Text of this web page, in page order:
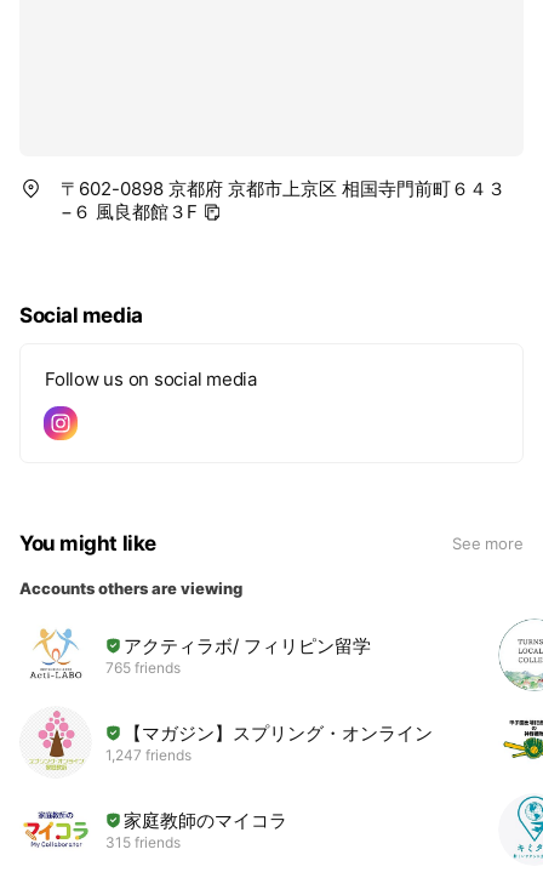
〒602-0898 京都府 京都市上京区 相国寺門前町６４３
−６ 風良都館３F
Social media
Follow us on social media
You might like See more
Accounts others are viewing
アクティラボ/ フィリピン留学
765 friends
【マガジン】スプリング・オンライン
1,247 friends
家庭教師のマイコラ
315 friends